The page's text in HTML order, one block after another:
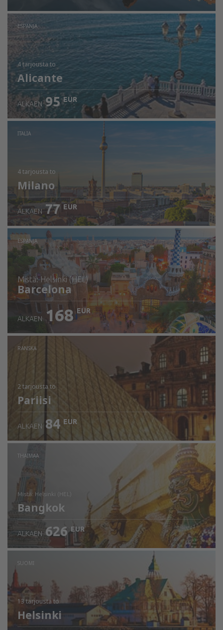
ESPANJA
4 tarjousta to
Alicante
ALKAEN 95 EUR
ITALIA
4 tarjousta to
Milano
ALKAEN 77 EUR
ESPANJA
mistä: Helsinki (HEL)
Barcelona
Tarkista tiedot
ALKAEN 168 EUR
RANSKA
2 tarjousta to
Pariisi
ALKAEN 84 EUR
THAIMAA
mistä: Helsinki (HEL)
Bangkok
Tarkista tiedot
ALKAEN 626 EUR
SUOMI
13 tarjousta to
Helsinki